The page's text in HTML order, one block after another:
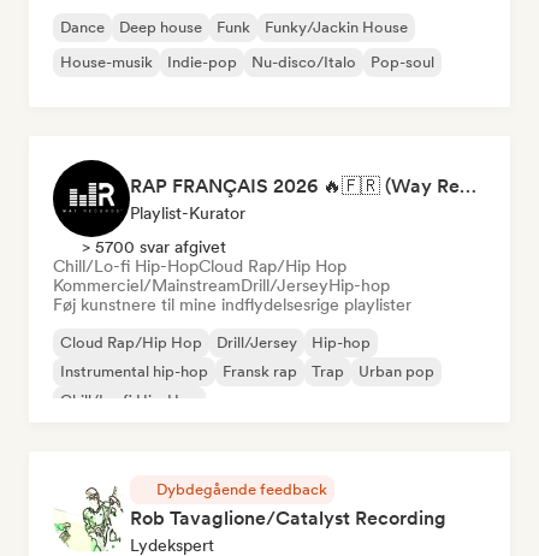
Dance Deep house Funk
Funky/Jackin House
House-musik
Indie-pop Nu-disco/Italo Pop-soul
RAP FRANÇAIS 2026 🔥🇫🇷 (Way Records)
Playlist-Kurator
> 5700 svar afgivet
Chill/Lo-fi Hip-HopCloud Rap/Hip Hop
Kommerciel/MainstreamDrill/JerseyHip-hop
Føj kunstnere til mine indflydelsesrige playlister
Cloud Rap/Hip Hop Drill/Jersey
Hip-hop
Instrumental hip-hop
Fransk rap Trap
Urban pop
Chill/Lo-fi Hip-Hop
Dybdegående feedback
Rob Tavaglione/Catalyst Recording
Lydekspert